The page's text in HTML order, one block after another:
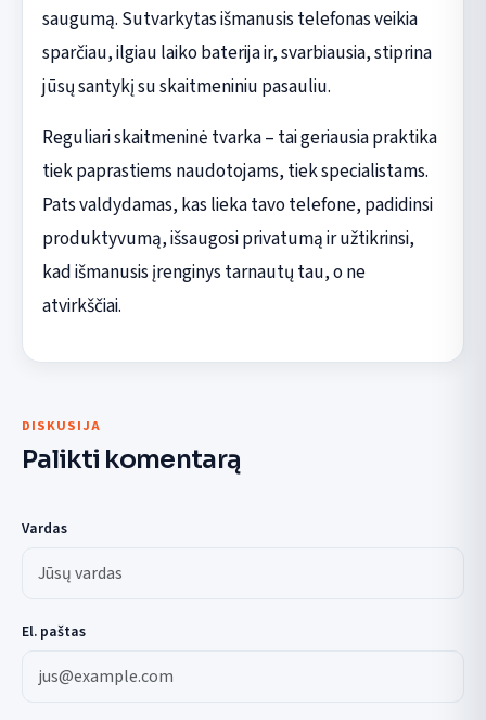
saugumą. Sutvarkytas išmanusis telefonas veikia
sparčiau, ilgiau laiko baterija ir, svarbiausia, stiprina
jūsų santykį su skaitmeniniu pasauliu.
Reguliari skaitmeninė tvarka – tai geriausia praktika
tiek paprastiems naudotojams, tiek specialistams.
Pats valdydamas, kas lieka tavo telefone, padidinsi
produktyvumą, išsaugosi privatumą ir užtikrinsi,
kad išmanusis įrenginys tarnautų tau, o ne
atvirkščiai.
DISKUSIJA
Palikti komentarą
Vardas
El. paštas